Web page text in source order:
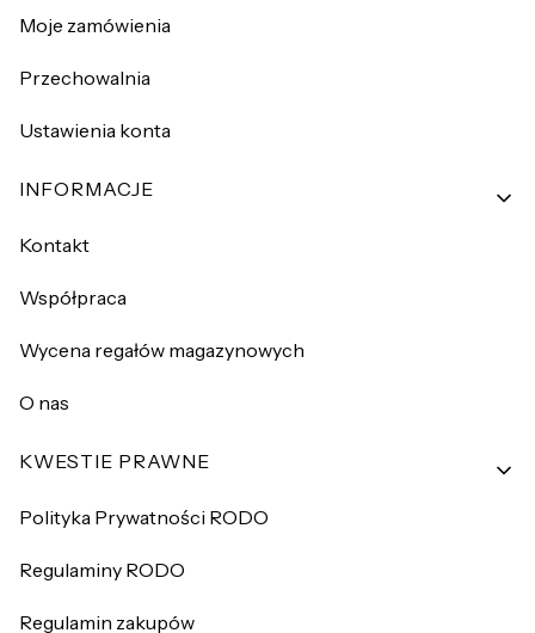
Moje zamówienia
Przechowalnia
Ustawienia konta
INFORMACJE
Kontakt
Współpraca
Wycena regałów magazynowych
O nas
KWESTIE PRAWNE
Polityka Prywatności RODO
Regulaminy RODO
Regulamin zakupów